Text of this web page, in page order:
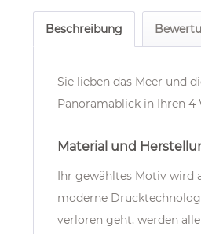
Beschreibung
Sie lieben das Meer und
Panoramablick in Ihren 4
Material und
Ihr gewähltes Motiv wird
moderne
verloren geht, werden